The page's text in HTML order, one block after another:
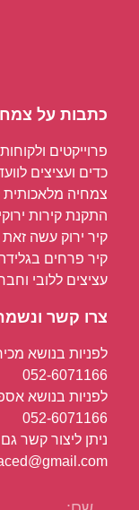
כתבות על
פרוייקטים
כדים ועציצים
צמחיה
התקנת קירות
קיר ירוק עשה
קיר פרחים
עציצים ללובי
צרו קשר
לפניות בנושא
052-6071166
לפניות בנושא
052-6071166
ניתן ליצור קשר